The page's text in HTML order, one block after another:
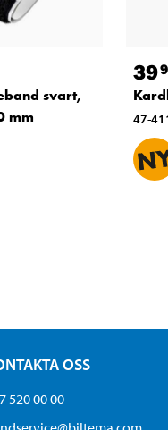
svart,
mm
39
47-
OSS
520 00 00